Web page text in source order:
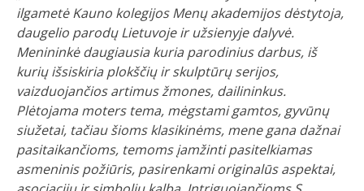
ilgametė Kauno kolegijos Menų akademijos dėstytoja,
daugelio parodų Lietuvoje ir užsienyje dalyvė.
Menininkė daugiausia kuria parodinius darbus, iš
kurių išsiskiria plokščių ir skulptūrų serijos,
vaizduojančios artimus žmones, dailininkus.
Plėtojama moters tema, mėgstami gamtos, gyvūnų
siužetai, tačiau šioms klasikinėms, mene gana dažnai
pasitaikančioms, temoms įamžinti pasitelkiamas
asmeninis požiūris, pasirenkami originalūs aspektai,